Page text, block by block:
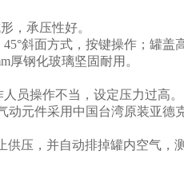
，承压性好。
斜面方式，按键操作；罐盖
厚钢化玻璃坚固耐用。
员操作不当，设定压力过高。
元件采用中国台湾原装亚德
压，并自动排掉罐内空气，